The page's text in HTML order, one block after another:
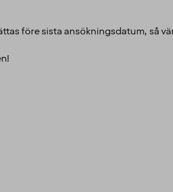
före sista ansökningsdatum, så